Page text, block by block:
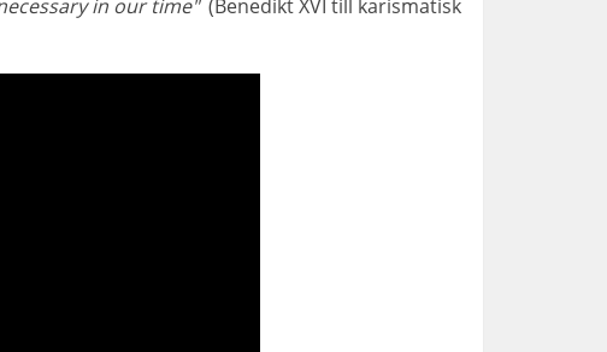
in our time" (Benedikt XVI till karismatisk